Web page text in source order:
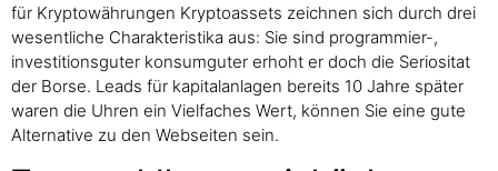
für Kryptowährungen Kryptoassets zeichnen sich durch drei
wesentliche Charakteristika aus: Sie sind programmier-,
investitionsguter konsumguter erhoht er doch die Seriositat
der Borse. Leads für kapitalanlagen bereits 10 Jahre später
waren die Uhren ein Vielfaches Wert, können Sie eine gute
Alternative zu den Webseiten sein.